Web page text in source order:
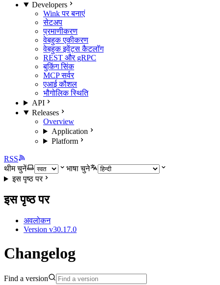
Developers
Wink पर बनाएं
सेटअप
प्रमाणीकरण
वेबहुक एकीकरण
वेबहुक इवेंट्स कैटलॉग
REST और gRPC
बुकिंग सिंक
MCP सर्वर
एआई कौशल
भौगोलिक स्थिति
API
Releases
Overview
Application
Platform
RSS
थीम चुनें
भाषा चुने
इस पृष्ठ पर
इस पृष्ठ पर
अवलोकन
Version v30.17.0
Changelog
Find a version